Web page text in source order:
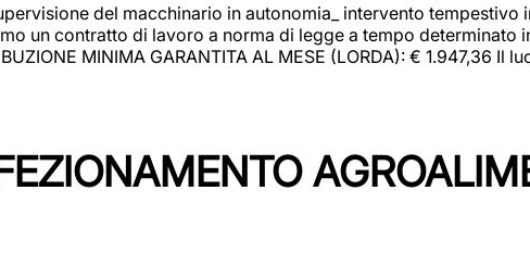
del macchinario in autonomia_ intervento
un contratto di lavoro a norma di legge a tempo
MINIMA GARANTITA AL MESE (LORDA): € 1.947,36